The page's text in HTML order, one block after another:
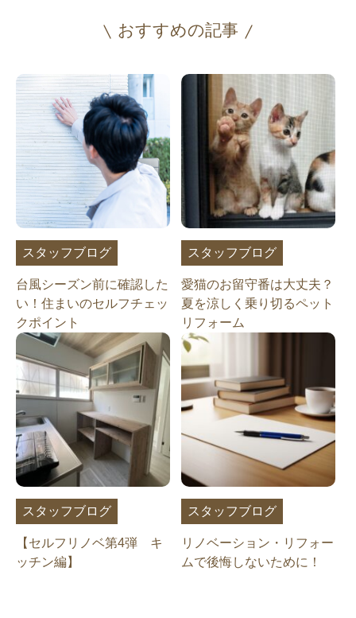
おすすめの記事
スタッフブログ
台風シーズン前に確認した
い！住まいのセルフチェッ
クポイント
スタッフブログ
愛猫のお留守番は大丈夫？
夏を涼しく乗り切るペット
リフォーム
スタッフブログ
【セルフリノベ第4弾 キ
ッチン編】
スタッフブログ
リノベーション・リフォー
ムで後悔しないために！